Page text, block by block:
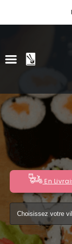
ACCUEIL
VOTRE
NOTRE
VOS AVIS
MENTIONS
C.G.V
En